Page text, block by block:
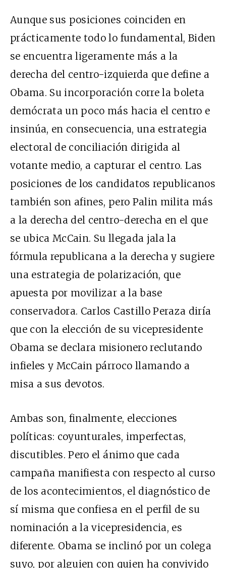
Aunque sus posiciones coinciden en
prácticamente todo lo fundamental, Biden
se encuentra ligeramente más a la
derecha del centro-izquierda que define a
Obama. Su incorporación corre la boleta
demócrata un poco más hacia el centro e
insinúa, en consecuencia, una estrategia
electoral de conciliación dirigida al
votante medio, a capturar el centro. Las
posiciones de los candidatos republicanos
también son afines, pero Palin milita más
a la derecha del centro-derecha en el que
se ubica McCain. Su llegada jala la
fórmula republicana a la derecha y sugiere
una estrategia de polarización, que
apuesta por movilizar a la base
conservadora. Carlos Castillo Peraza diría
que con la elección de su vicepresidente
Obama se declara misionero reclutando
infieles y McCain párroco llamando a
misa a sus devotos.
Ambas son, finalmente, elecciones
políticas: coyunturales, imperfectas,
discutibles. Pero el ánimo que cada
campaña manifiesta con respecto al curso
de los acontecimientos, el diagnóstico de
sí misma que confiesa en el perfil de su
nominación a la vicepresidencia, es
diferente. Obama se inclinó por un colega
suyo, por alguien con quien ha convivido